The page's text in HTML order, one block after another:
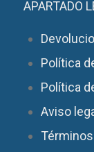
APARTADO
Política
Política
Aviso